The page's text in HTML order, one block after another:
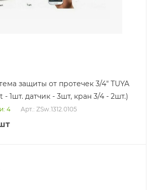
защиты от протечек 3/4" TUYA
1шт. датчик - 3шт, кран 3/4 - 2шт.)
4 Арт.: ZSw.1312.0105